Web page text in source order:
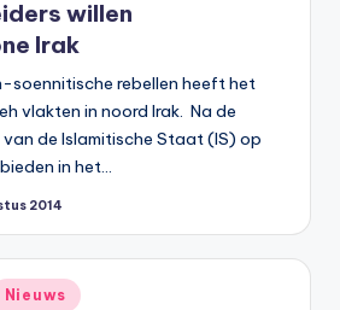
willen
Irak
soennitische rebellen heeft het
vlakten in noord Irak. Na de
de Islamitische Staat (IS) op
in het…
2014
Nieuws